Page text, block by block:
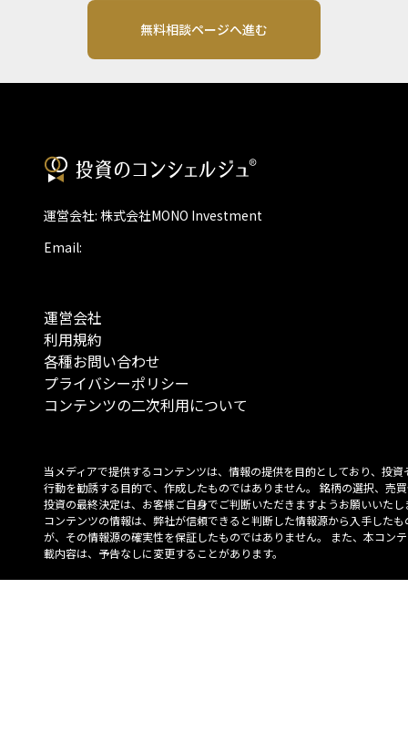
無料相談ページへ進む
運営会社: 株式会社MONO Investment
Email:
運営会社
利用規約
各種お問い合わせ
プライバシーポリシー
コンテンツの二次利用について
当メディアで提供するコンテンツは、情報の提供を目的としており、投資
行動を勧誘する目的で、作成したものではありません。 銘柄の選択、売
投資の最終決定は、お客様ご自身でご判断いただきますようお願いいたし
コンテンツの情報は、弊社が信頼できると判断した情報源から入手したも
が、その情報源の確実性を保証したものではありません。 また、本コン
載内容は、予告なしに変更することがあります。